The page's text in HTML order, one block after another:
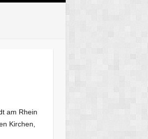
am Rhein
Kirchen,